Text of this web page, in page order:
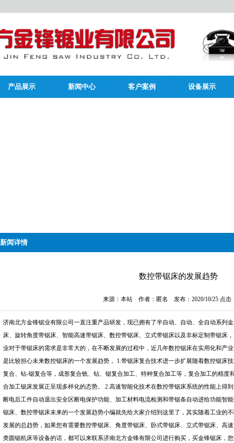
产品展示 新闻中心 客户案例 设备展示
新闻详情
数控带锯床的发展趋势
来源：本站 作者：匿名 发布：2020/10/25 点击
济南北方金锋锯业有限公司一直注重产品研发，现已拥有了半自动、自动、全自动系列
床、旋转角度带锯床、智能高速带锯床、数控带锯床、立式带锯床以及非标定制带锯床
业对于带锯床的需求是非常大的，在不断发展的过程中，近几年数控锯床在实用化和产
是比较担心未来数控锯床的一个发展趋势， 1.带锯床复合技术进一步扩展随着数控锯床
复合、钻-锯复合等，成形复合铣、钻、锯复合加工、特种复合加工等，复合加工的精度
合加工锯床发展正呈现多样化的态势。 2.高速智能化技术在数控带锯床系统的性能上得
断电后工件自动退出安全区断电保护功能、加工材料电流检测和带锯条​自动进给功能智
锯床、数控带锯床未来的一个发展趋势小编就先给大家介绍到这里了，其实随着工业的
发展的总趋势，如果您有需要数控带锯床、角度带锯床、卧式带锯床、立式带锯床、高
类圆锯机床等设备的话，都可以来联系济南北方金锋有限公司进行购买，买金锋锯床，您